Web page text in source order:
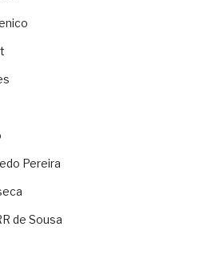
Pereira
de Sousa